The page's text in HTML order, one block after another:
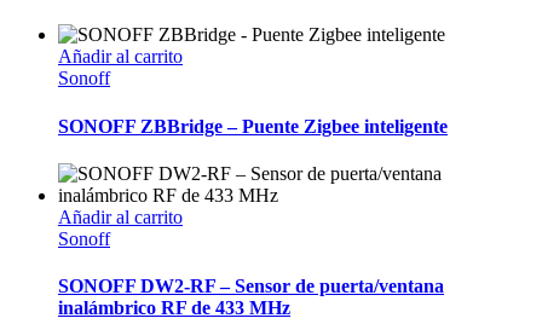
Añadir al carrito
Sonoff
SONOFF ZBBridge – Puente Zigbee inteligente
Añadir al carrito
Sonoff
SONOFF DW2-RF – Sensor de puerta/ventana
inalámbrico RF de 433 MHz